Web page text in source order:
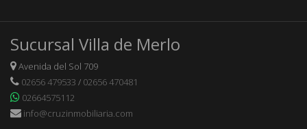
Sucursal Villa de Merlo
Avenida del Sol 709
02656 479533 / 02656 470481
02664575112
info@cruzinmobiliaria.com